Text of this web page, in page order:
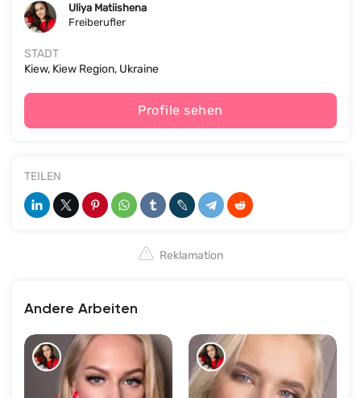
Uliya Matiishena
Freiberufler
STADT
Kiew, Kiew Region, Ukraine
Profile sehen
TEILEN
Reklamation
Andere Arbeiten